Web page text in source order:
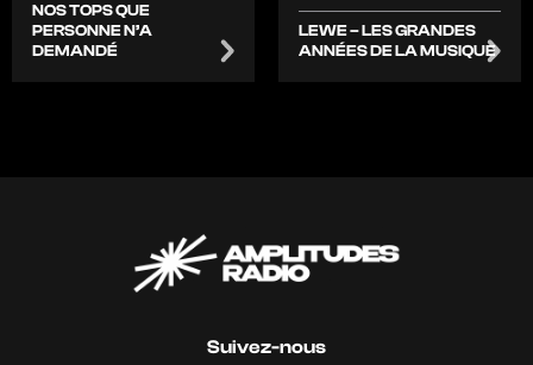
NOS TOPS QUE
PERSONNE N’A
DEMANDÉ
LEWE – LES GRANDES
ANNÉES DE LA MUSIQUE
Suivez-nous